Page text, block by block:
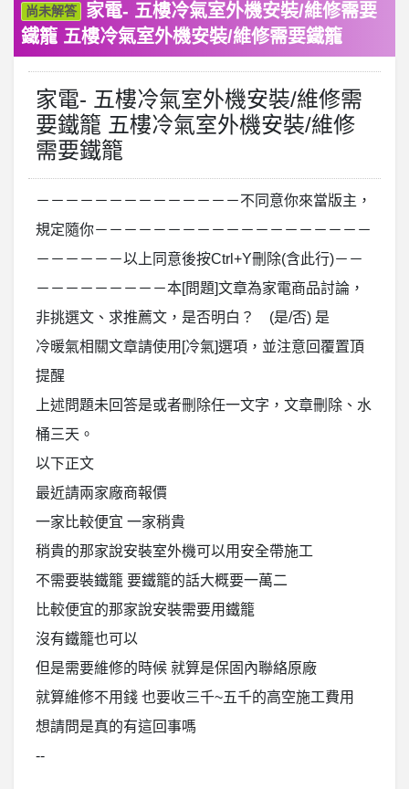
尚未解答
家電- 五樓冷氣室外機安裝/維修需要
鐵籠 五樓冷氣室外機安裝/維修需要鐵籠
家電- 五樓冷氣室外機安裝/維修需
要鐵籠 五樓冷氣室外機安裝/維修
需要鐵籠
－－－－－－－－－－－－－－不同意你來當版主，
規定隨你－－－－－－－－－－－－－－－－－－－
－－－－－－以上同意後按Ctrl+Y刪除(含此行)－－
－－－－－－－－－本[問題]文章為家電商品討論，
非挑選文、求推薦文，是否明白？ (是/否) 是
冷暖氣相關文章請使用[冷氣]選項，並注意回覆置頂
提醒
上述問題未回答是或者刪除任一文字，文章刪除、水
桶三天。
以下正文
最近請兩家廠商報價
一家比較便宜 一家稍貴
稍貴的那家說安裝室外機可以用安全帶施工
不需要裝鐵籠 要鐵籠的話大概要一萬二
比較便宜的那家說安裝需要用鐵籠
沒有鐵籠也可以
但是需要維修的時候 就算是保固內聯絡原廠
就算維修不用錢 也要收三千~五千的高空施工費用
想請問是真的有這回事嗎
--